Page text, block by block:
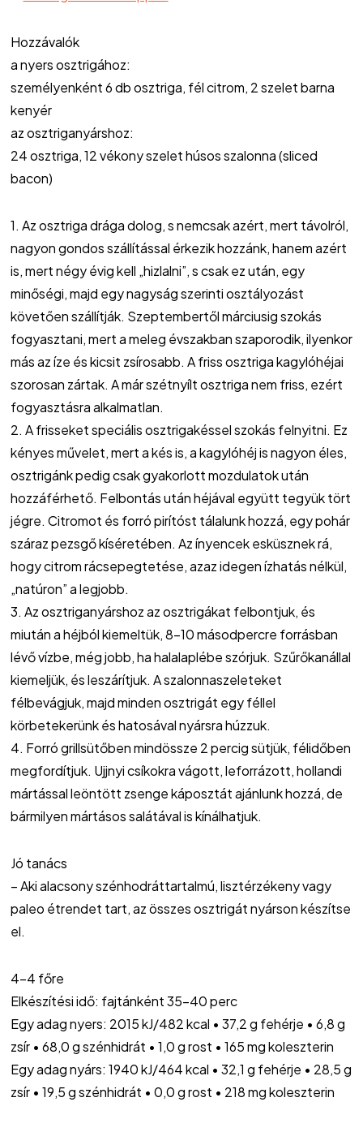
Hozzávalók
a nyers osztrigához:
személyenként 6 db osztriga, fél citrom, 2 szelet barna
kenyér
az osztriganyárshoz:
24 osztriga, 12 vékony szelet húsos szalonna (sliced
bacon)
1. Az osztriga drága dolog, s nemcsak azért, mert távolról,
nagyon gondos szállítással érkezik hozzánk, hanem azért
is, mert négy évig kell „hizlalni”, s csak ez után, egy
minőségi, majd egy nagyság szerinti osztályozást
követően szállítják. Szeptembertől márciusig szokás
fogyasztani, mert a meleg évszakban szaporodik, ilyenkor
más az íze és kicsit zsírosabb. A friss osztriga kagylóhéjai
szorosan zártak. A már szétnyílt osztriga nem friss, ezért
fogyasztásra alkalmatlan.
2. A frisseket speciális osztrigakéssel szokás felnyitni. Ez
kényes művelet, mert a kés is, a kagylóhéj is nagyon éles,
osztrigánk pedig csak gyakorlott mozdulatok után
hozzáférhető. Felbontás után héjával együtt tegyük tört
jégre. Citromot és forró pirítóst tálalunk hozzá, egy pohár
száraz pezsgő kíséretében. Az ínyencek esküsznek rá,
hogy citrom rácsepegtetése, azaz idegen ízhatás nélkül,
„natúron” a legjobb.
3. Az osztriganyárshoz az osztrigákat felbontjuk, és
miután a héjból kiemeltük, 8-10 másodpercre forrásban
lévő vízbe, még jobb, ha halalaplébe szórjuk. Szűrőkanállal
kiemeljük, és leszárítjuk. A szalonnaszeleteket
félbevágjuk, majd minden osztrigát egy féllel
körbetekerünk és hatosával nyársra húzzuk.
4. Forró grillsütőben mindössze 2 percig sütjük, félidőben
megfordítjuk. Ujjnyi csíkokra vágott, leforrázott, hollandi
mártással leöntött zsenge káposztát ajánlunk hozzá, de
bármilyen mártásos salátával is kínálhatjuk.
Jó tanács
– Aki alacsony szénhodráttartalmú, lisztérzékeny vagy
paleo étrendet tart, az összes osztrigát nyárson készítse
el.
4-4 főre
Elkészítési idő: fajtánként 35-40 perc
Egy adag nyers: 2015 kJ/482 kcal • 37,2 g fehérje • 6,8 g
zsír • 68,0 g szénhidrát • 1,0 g rost • 165 mg koleszterin
Egy adag nyárs: 1940 kJ/464 kcal • 32,1 g fehérje • 28,5 g
zsír • 19,5 g szénhidrát • 0,0 g rost • 218 mg koleszterin